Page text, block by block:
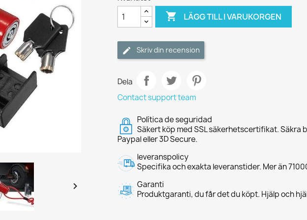

 LÄGG TILL I VARUKORGEN
Skriv din recension
Dela
Contact support team
Política de seguridad
Säkert köp med SSL säkerhetscertifikat. Säkra
Paypal eller 3D Secure.
leveranspolicy
Specifika och exakta leveranstider. Mer än
Garanti
Produktgaranti, du får det du köpt. Hjälp och